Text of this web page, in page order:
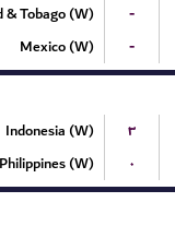
& Tobago (W)
-
Mexico (W)
-
Indonesia (W)
۳
Philippines (W)
۰